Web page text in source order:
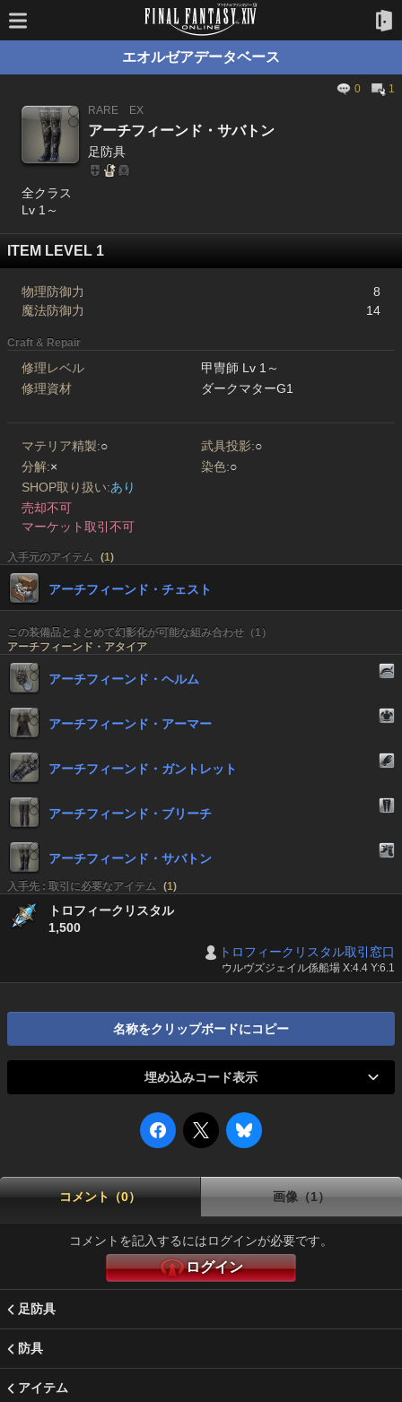
エオルゼアデータベース
0
1
RARE
EX
アーチフィーンド・サバトン
足防具
全クラス
Lv 1～
ITEM LEVEL 1
物理防御力
8
魔法防御力
14
Craft & Repair
修理レベル
甲冑師 Lv 1～
修理資材
ダークマターG1
マテリア精製:○ 武具投影:○
分解:× 染色:○
SHOP取り扱い:あり
売却不可
マーケット取引不可
入手元のアイテム (1)
アーチフィーンド・チェスト
この装備品とまとめて幻影化が可能な組み合わせ（1）
アーチフィーンド・アタイア
アーチフィーンド・ヘルム
アーチフィーンド・アーマー
アーチフィーンド・ガントレット
アーチフィーンド・ブリーチ
アーチフィーンド・サバトン
入手先 : 取引に必要なアイテム (1)
トロフィークリスタル
1,500
トロフィークリスタル取引窓口
ウルヴズジェイル係船場 X:4.4 Y:6.1
名称をクリップボードにコピー
埋め込みコード表示
コメント（0） 画像（1）
コメントを記入するにはログインが必要です。
ログイン
足防具
防具
アイテム